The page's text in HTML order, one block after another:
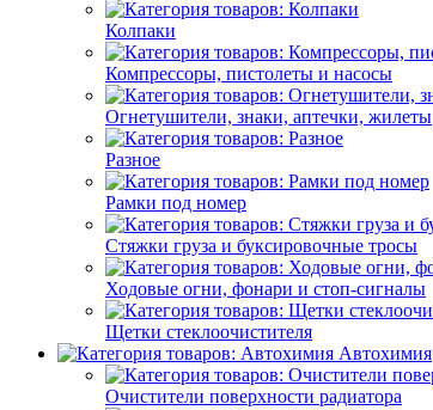
Колпаки
Компрессоры, пистолеты и насосы
Огнетушители, знаки, аптечки, жилеты
Разное
Рамки под номер
Стяжки груза и буксировочные тросы
Ходовые огни, фонари и стоп-сигналы
Щетки стеклоочистителя
Автохимия
Очистители поверхности радиатора